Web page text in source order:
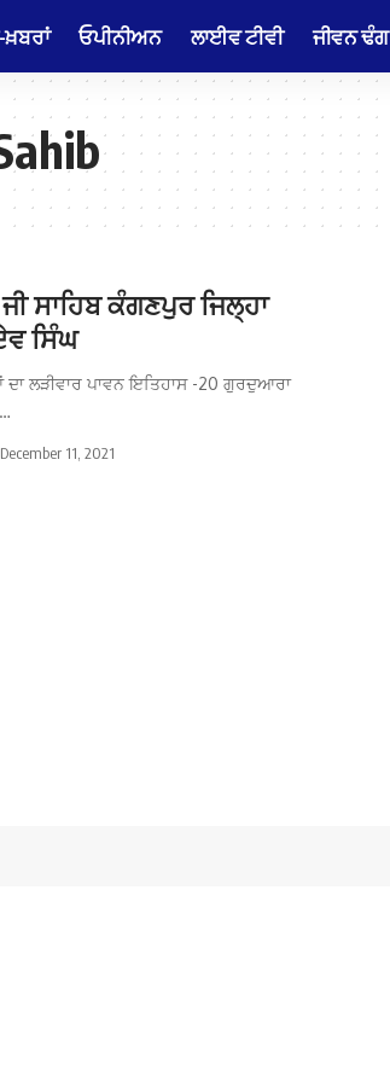
ਖ਼ਬਰਾਂ ਓਪੀਨੀਅਨ ਲਾਈਵ ਟੀਵੀ ਜੀਵਨ ਢੰਗ
ਸਾਹਿਬ ਕੰਗਣਪੁਰ ਜਿਲ੍ਹਾ
ਸਿੰਘ
ਲੜੀਵਾਰ ਪਾਵਨ ਇਤਿਹਾਸ -20 ਗੁਰਦੁਆਰਾ
December 11, 2021